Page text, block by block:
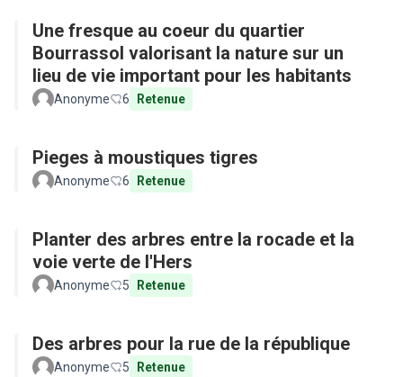
Une fresque au coeur du quartier
Bourrassol valorisant la nature sur un
lieu de vie important pour les habitants
Anonyme 6 Retenue
Pieges à moustiques tigres
Anonyme 6 Retenue
Planter des arbres entre la rocade et la
voie verte de l'Hers
Anonyme 5 Retenue
Des arbres pour la rue de la république
Anonyme 5 Retenue